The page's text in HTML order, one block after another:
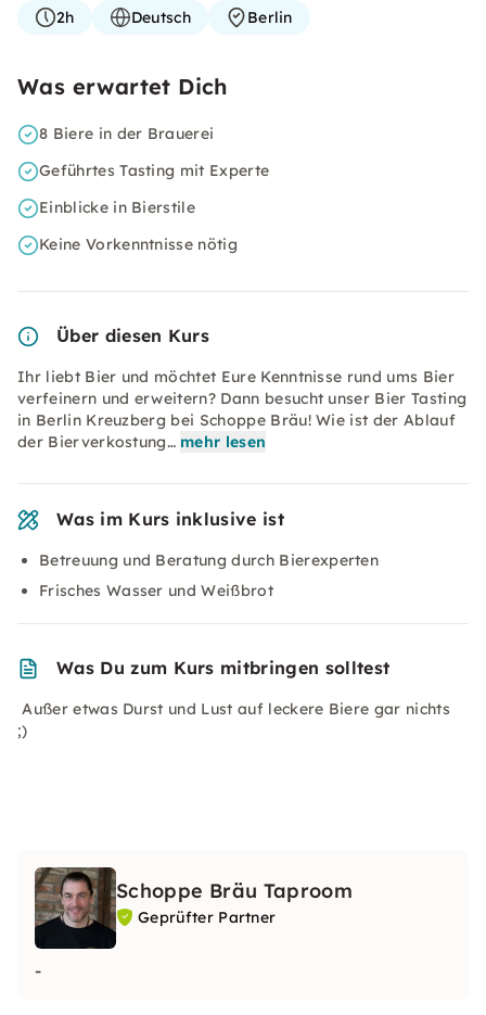
2h Deutsch Berlin
Was erwartet Dich
8 Biere in der Brauerei
Geführtes Tasting mit Experte
Einblicke in Bierstile
Keine Vorkenntnisse nötig
Über diesen Kurs
Ihr liebt Bier und möchtet Eure Kenntnisse rund ums Bier
verfeinern und erweitern? Dann besucht unser Bier Tasting
in Berlin Kreuzberg bei Schoppe Bräu! Wie ist der Ablauf
der Bierverkostung… mehr lesen
Was im Kurs inklusive ist
Betreuung und Beratung durch Bierexperten
Frisches Wasser und Weißbrot
Was Du zum Kurs mitbringen solltest
Außer etwas Durst und Lust auf leckere Biere gar nichts
;)
Schoppe Bräu Taproom
Geprüfter Partner
-